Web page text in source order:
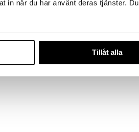
in när du har använt deras tjänster. Du
Tillåt alla